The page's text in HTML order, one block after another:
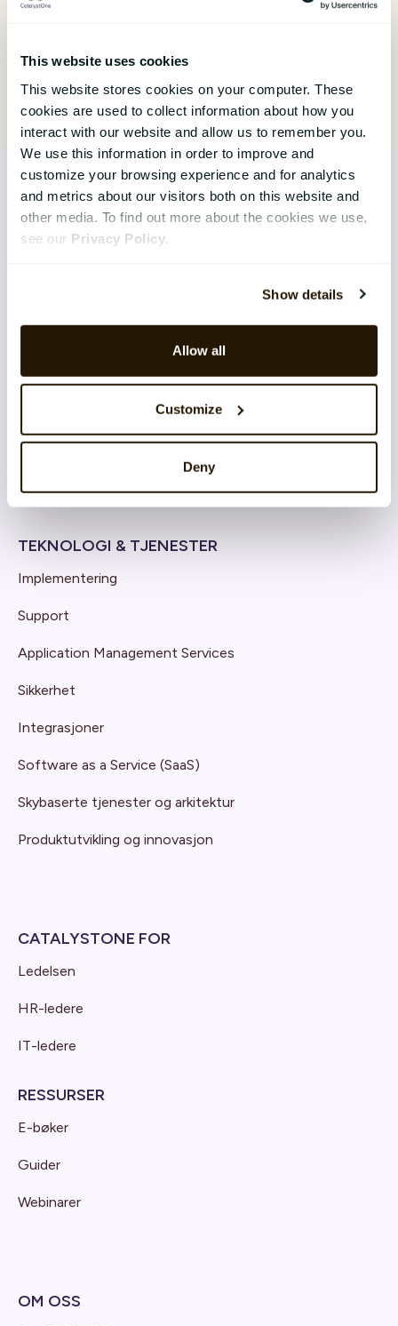
This website uses cookies
This website stores cookies on your computer. These
cookies are used to collect information about how you
interact with our website and allow us to remember you.
We use this information in order to improve and
customize your browsing experience and for analytics
and metrics about our visitors both on this website and
other media. To find out more about the cookies we use,
see our Privacy Policy
Show details
Allow all
Customize
Deny
LØSNINGER
Talent & Succession
Employee Engagement
TEKNOLOGI & TJENESTER
Implementering
Support
Application Management Services
Sikkerhet
Integrasjoner
Software as a Service (SaaS)
Skybaserte tjenester og arkitektur
Produktutvikling og innovasjon
CATALYSTONE FOR
Ledelsen
HR-ledere
IT-ledere
RESSURSER
E-bøker
Guider
Webinarer
OM OSS